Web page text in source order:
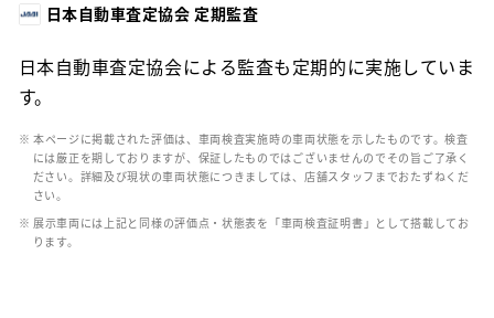
日本自動車査定協会 定期監査
日本自動車査定協会による監査も定期的に実施していま
す。
※ 本ページに掲載された評価は、車両検査実施時の車両状態を示したものです。検査
には厳正を期しておりますが、保証したものではございませんのでその旨ご了承く
ださい。詳細及び現状の車両状態につきましては、店舗スタッフまでおたずねくだ
さい。
※ 展示車両には上記と同様の評価点・状態表を「車両検査証明書」として搭載してお
ります。